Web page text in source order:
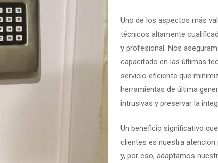
Uno de los aspectos más
técnicos altamente
y profesional. Nos
capacitado en las últimas
servicio eficiente que
herramientas de última
intrusivas y preservar la
Un beneficio significativo
clientes es nuestra
y, por eso, adaptamos